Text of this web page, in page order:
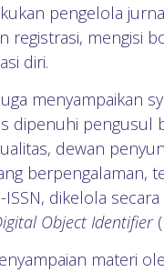
pengelola
registrasi, mengisi
diri.
menyampaikan
dipenuhi pengusul
dewan
berpengalaman,
ISSN, dikelola
Object Identifier
materi